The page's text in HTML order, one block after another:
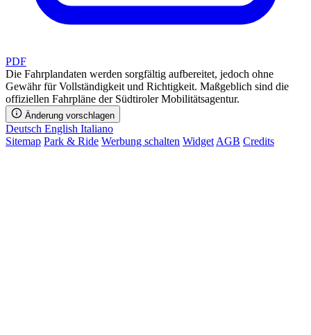
PDF
Die Fahrplandaten werden sorgfältig aufbereitet, jedoch ohne
Gewähr für Vollständigkeit und Richtigkeit. Maßgeblich sind die
offiziellen Fahrpläne der Südtiroler Mobilitätsagentur.
Änderung vorschlagen
Deutsch English Italiano
Sitemap Park & Ride Werbung schalten Widget AGB Credits